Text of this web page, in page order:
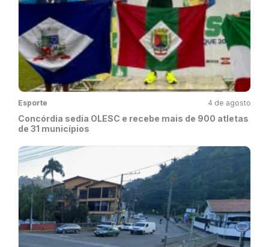
Esporte 4 de agosto
Concórdia sedia OLESC e recebe mais de 900 atletas
de 31 municípios